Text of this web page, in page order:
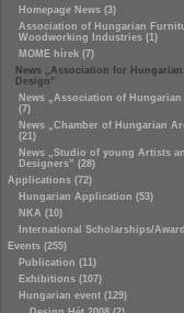
Homepage News (3)
Association of Hungarian
Woodworking Industries (1)
MOME hírek (7)
News „Association for
Design”
News „Association of
(7)
News „Chamber of Hungarian
(21)
News „Studio of young Artists
Designers” (28)
Applications (72)
Hungarian Application (53)
NKA (10)
International Scholarships/
Events (255)
Publication (11)
Exhibitions (107)
Hungarian event (129)